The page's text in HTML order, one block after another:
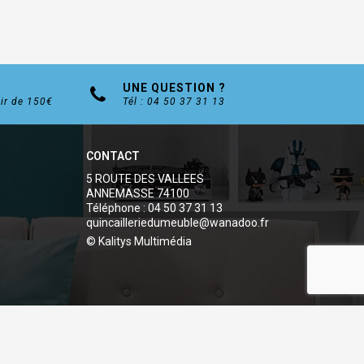
de 150€
UNE QUESTION ?
Tél : 04 50 37 31 13
CONTACT
5 ROUTE DES VALLEES
ANNEMASSE 74100
Téléphone : 04 50 37 31 13
quincailleriedumeuble@wanadoo.fr
© Kalitys Multimédia